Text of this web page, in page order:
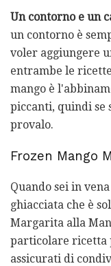
Un contorno e un
un contorno è
voler aggiungere
entrambe le
mango è
piccanti, quindi se
provalo.
Frozen Mango
Quando sei in
ghiacciata che è
Margarita alla
particolare ricetta
assicurati di